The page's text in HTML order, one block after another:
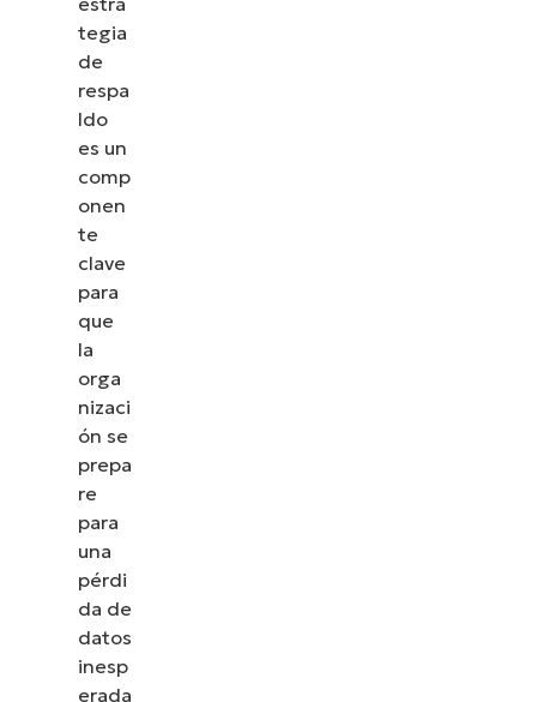
tegia
de
respa
ldo
es un
comp
onen
te
clave
para
que
la
orga
nizaci
ón se
prepa
re
para
una
pérdi
da de
datos
inesp
erada